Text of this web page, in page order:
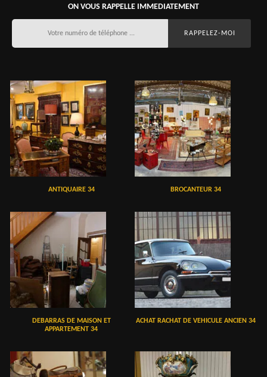
ON VOUS RAPPELLE IMMEDIATEMENT
ANTIQUAIRE 34 BROCANTEUR 34
DEBARRAS DE MAISON ET
APPARTEMENT 34
ACHAT RACHAT DE VEHICULE ANCIEN 34